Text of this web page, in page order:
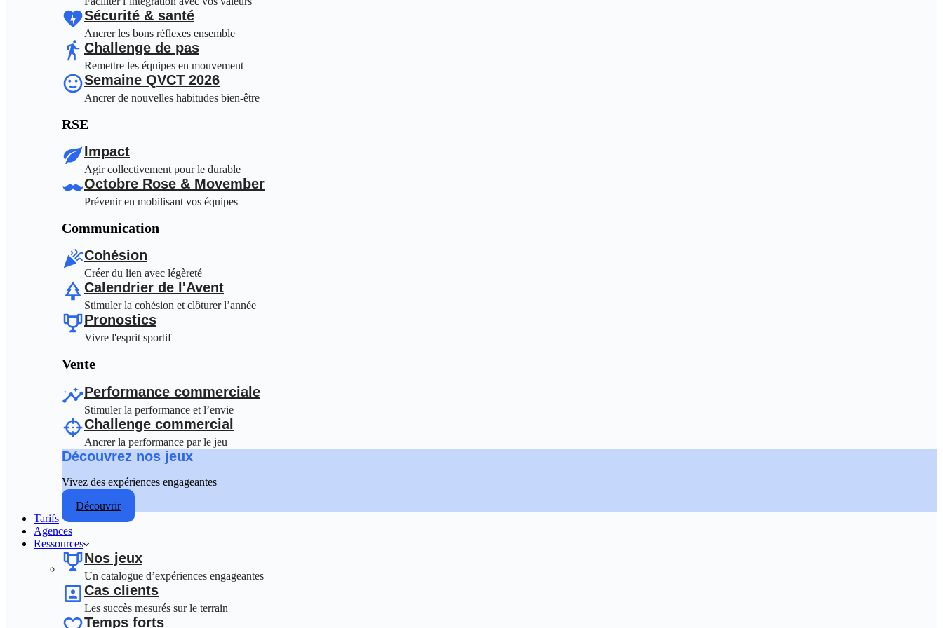
Sécurité & santé
Ancrer les bons réflexes ensemble
Challenge de pas
Remettre les équipes en mouvement
Semaine QVCT 2026
Ancrer de nouvelles habitudes bien-être
RSE
Impact
Agir collectivement pour le durable
Octobre Rose & Movember
Prévenir en mobilisant vos équipes
Communication
Cohésion
Créer du lien avec légèreté
Calendrier de l'Avent
Stimuler la cohésion et clôturer l’année
Pronostics
Vivre l'esprit sportif
Vente
Performance commerciale
Stimuler la performance et l’envie
Challenge commercial
Ancrer la performance par le jeu
Découvrez nos jeux
Vivez des expériences engageantes
Découvrir
Tarifs
Agences
Ressources
Nos jeux
Un catalogue d’expériences engageantes
Cas clients
Les succès mesurés sur le terrain
Temps forts